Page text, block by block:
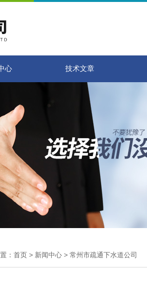
心 技术文章
： 首页 > 新闻中心 > 常州市疏通下水道公司